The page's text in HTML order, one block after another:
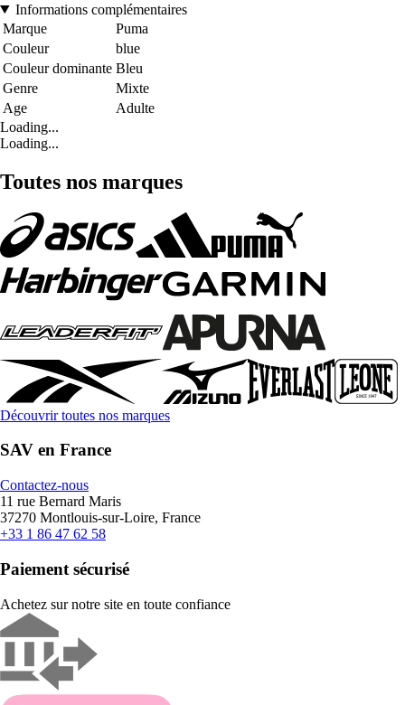
Informations complémentaires
Marque
Puma
Couleur
blue
Couleur dominante Bleu
Genre
Mixte
Age
Adulte
Loading...
Loading...
Toutes nos marques
Découvrir toutes nos marques
SAV en France
Contactez-nous
11 rue Bernard Maris
37270 Montlouis-sur-Loire, France
+33 1 86 47 62 58
Paiement sécurisé
Achetez sur notre site en toute confiance